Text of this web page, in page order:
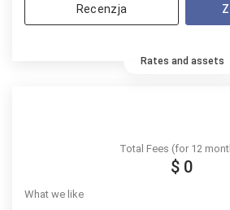
Recenzja
Rates and assets
Total Fees (for 12
$ 0
What we like